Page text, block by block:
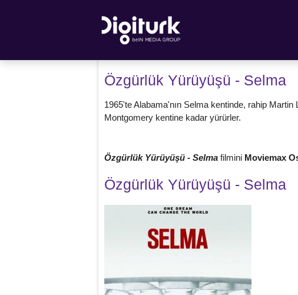
Özgürlük Yürüyüşü - Selma
1965'te Alabama'nın Selma kentinde, rahip
Montgomery kentine kadar yürürler.
Özgürlük Yürüyüşü - Selma filmini Moviemax
Özgürlük Yürüyüşü - Selma